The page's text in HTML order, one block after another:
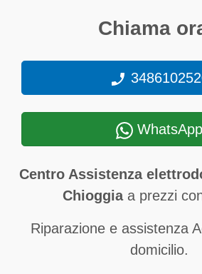
Chiama
WhatsApp
Centro Assistenza
Chioggiaa prezzi
Riparazione e assistenza
domicilio.